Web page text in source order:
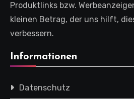
Produktlinks bzw.
kleinen Betrag, der uns hilft,
verbessern.
Informationen
Datenschutz